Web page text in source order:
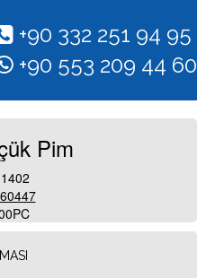
+90 332 251 94 95
+90 553 209 44 60
Pim
1402